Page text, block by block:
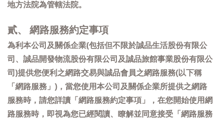
地方法院為管轄法院。
貳、 網路服務約定事項
為利本公司及關係企業(包括但不限於誠品生活股份有限公
司、誠品開發物流股份有限公司及誠品旅館事業股份有限公
司)提供您便利之網路交易與誠品會員之網路服務(以下稱
「網路服務」)，當您使用本公司及關係企業所提供之網路
服務時，請您詳讀「網路服務約定事項」，在您開始使用網
路服務時，即視為您已經閱讀、瞭解並同意接受「網路服務